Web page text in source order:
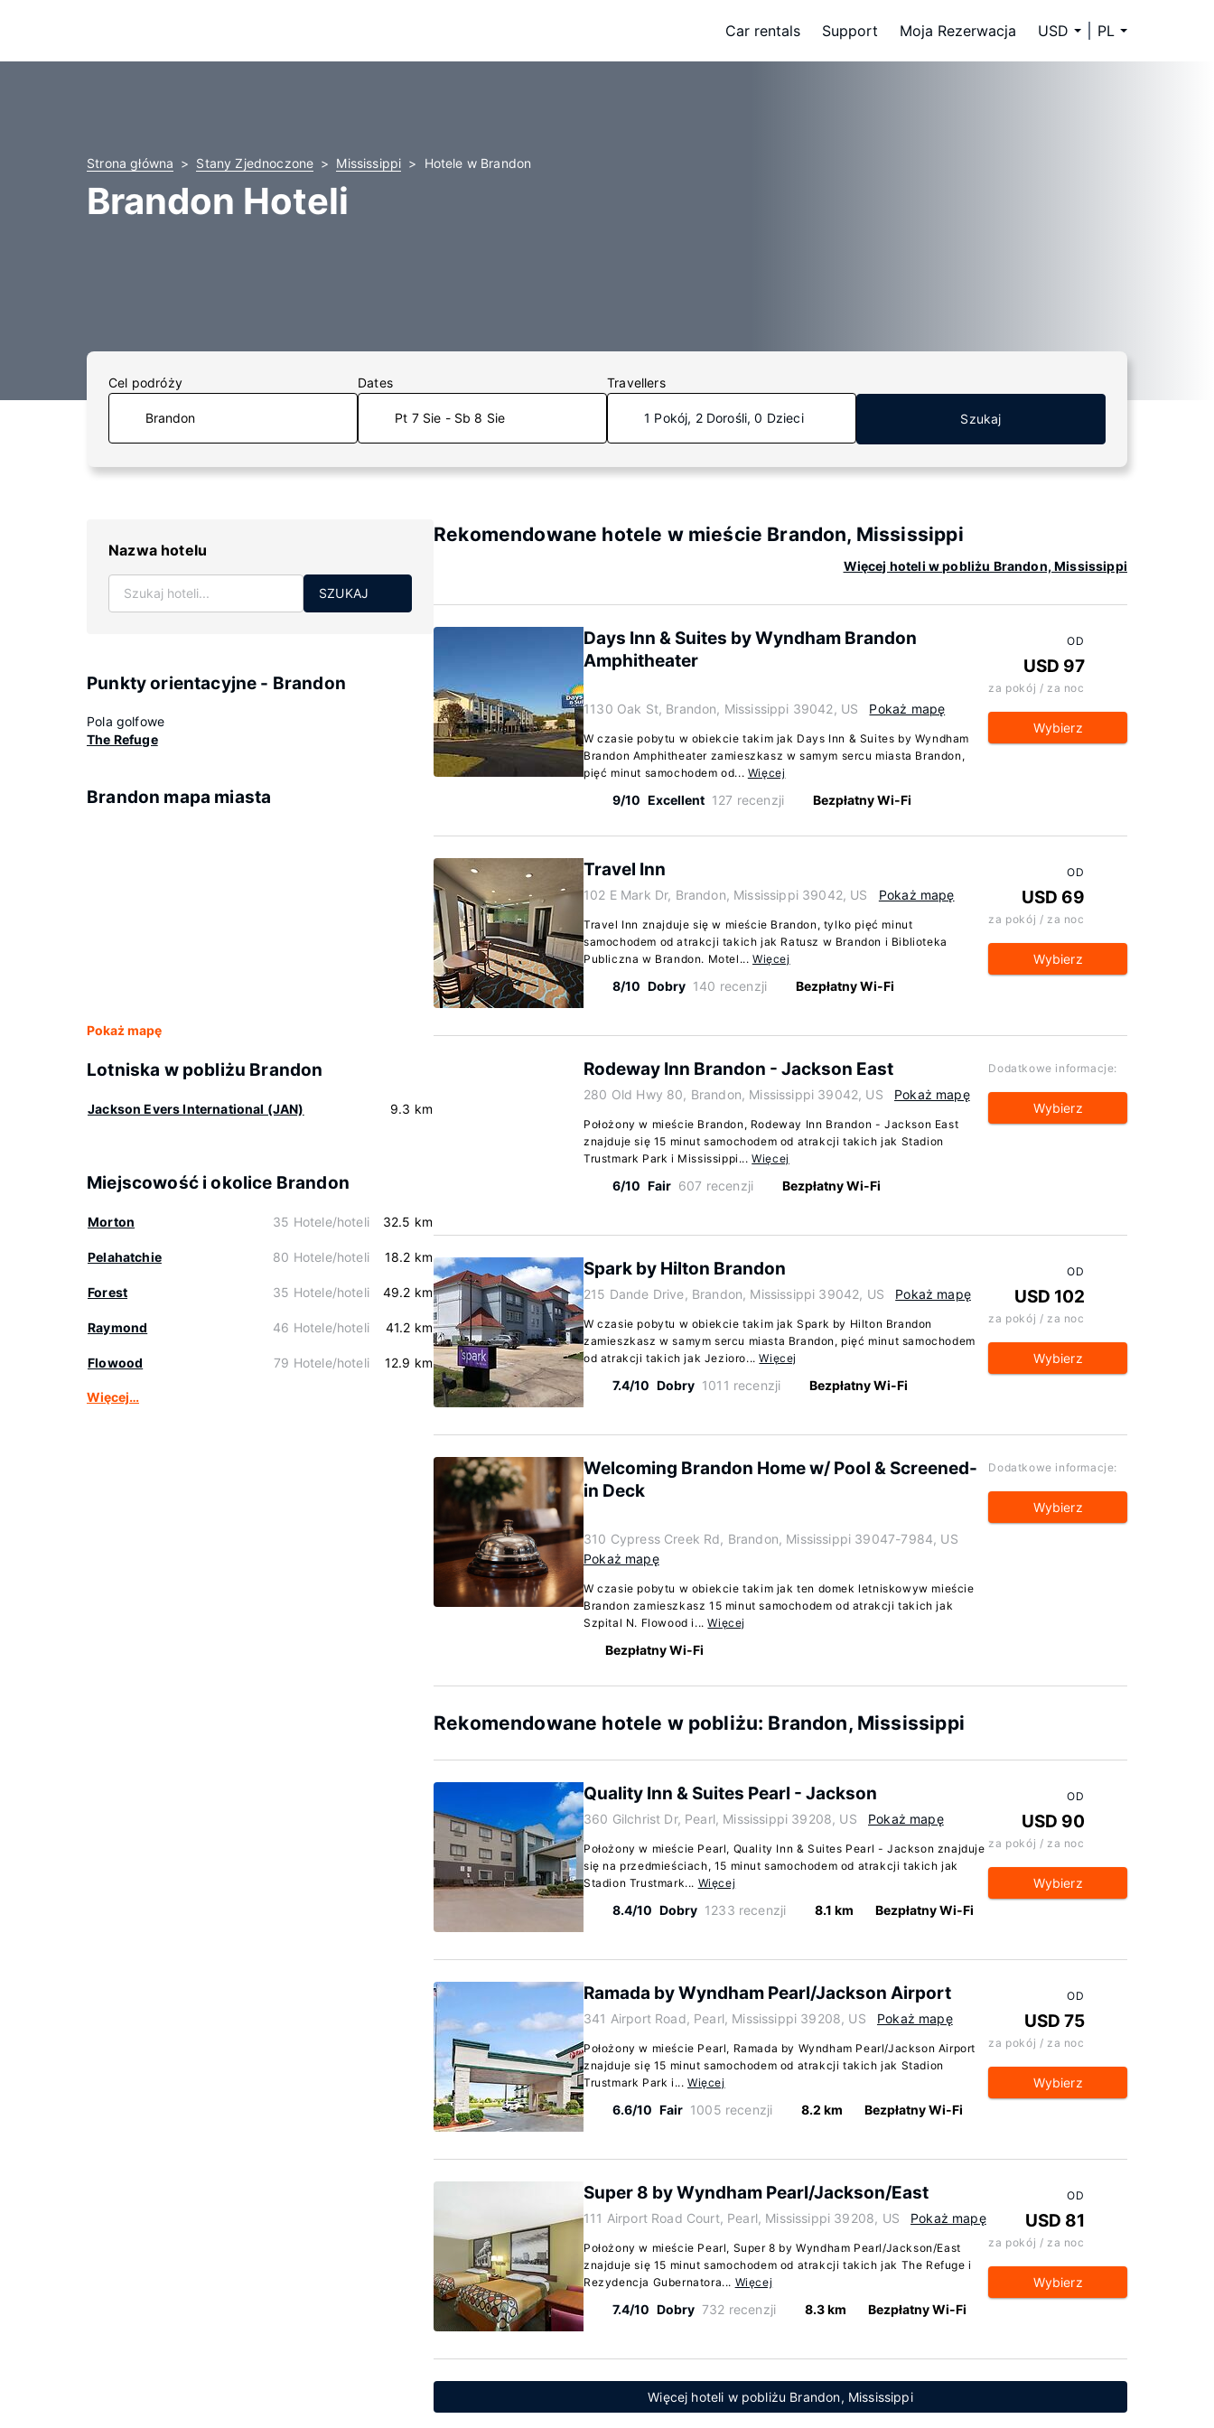
Car rentals Support Moja Rezerwacja USD PL
Strona główna Stany Zjednoczone Mississippi Hotele w Brandon
Brandon Hoteli
Cel podróży Dates
Pt 7 Sie - Sb 8 Sie
Travellers
1 Pokój, 2 Dorośli, 0 Dzieci Szukaj
Nazwa hotelu
SZUKAJ
Punkty orientacyjne - Brandon
Pola golfowe
The Refuge
Brandon mapa miasta
Pokaż mapę
Lotniska w pobliżu Brandon
Jackson Evers International (JAN) 9.3 km
Miejscowość i okolice Brandon
Morton 35 Hotele/hoteli 32.5 km
Pelahatchie 80 Hotele/hoteli 18.2 km
Forest 35 Hotele/hoteli 49.2 km
Raymond 46 Hotele/hoteli 41.2 km
Flowood 79 Hotele/hoteli 12.9 km
Więcej…
Rekomendowane hotele w mieście Brandon, Mississippi
Więcej hoteli w pobliżu Brandon, Mississippi
Days Inn & Suites by Wyndham Brandon
Amphitheater
1130 Oak St, Brandon, Mississippi 39042, US Pokaż mapę
W czasie pobytu w obiekcie takim jak Days Inn & Suites by Wyndham
Brandon Amphitheater zamieszkasz w samym sercu miasta Brandon,
pięć minut samochodem od... Więcej
9/10 Excellent 127 recenzji Bezpłatny Wi-Fi
OD
USD 97
za pokój / za noc
Wybierz
Travel Inn
102 E Mark Dr, Brandon, Mississippi 39042, US Pokaż mapę
Travel Inn znajduje się w mieście Brandon, tylko pięć minut
samochodem od atrakcji takich jak Ratusz w Brandon i Biblioteka
Publiczna w Brandon. Motel...Więcej
8/10 Dobry 140 recenzji Bezpłatny Wi-Fi
OD
USD 69
za pokój / za noc
Wybierz
Rodeway Inn Brandon - Jackson East
280 Old Hwy 80, Brandon, Mississippi 39042, US Pokaż mapę
Położony w mieście Brandon, Rodeway Inn Brandon - Jackson East
znajduje się 15 minut samochodem od atrakcji takich jak Stadion
Trustmark Park i Mississippi...Więcej
6/10 Fair 607 recenzji Bezpłatny Wi-Fi
Dodatkowe informacje:
Wybierz
Spark by Hilton Brandon
215 Dande Drive, Brandon, Mississippi 39042, US Pokaż mapę
W czasie pobytu w obiekcie takim jak Spark by Hilton Brandon
zamieszkasz w samym sercu miasta Brandon, pięć minut samochodem
od atrakcji takich jak Jezioro...Więcej
7.4/10 Dobry 1011 recenzji Bezpłatny Wi-Fi
OD
USD 102
za pokój / za noc
Wybierz
Welcoming Brandon Home w/ Pool & Screened-
in Deck
310 Cypress Creek Rd, Brandon, Mississippi 39047-7984, US
Pokaż mapę
W czasie pobytu w obiekcie takim jak ten domek letniskowyw mieście
Brandon zamieszkasz 15 minut samochodem od atrakcji takich jak
Szpital N. Flowood i...Więcej
Bezpłatny Wi-Fi
Dodatkowe informacje:
Wybierz
Rekomendowane hotele w pobliżu: Brandon, Mississippi
Quality Inn & Suites Pearl - Jackson
360 Gilchrist Dr, Pearl, Mississippi 39208, US Pokaż mapę
Położony w mieście Pearl, Quality Inn & Suites Pearl - Jackson znajduje
się na przedmieściach, 15 minut samochodem od atrakcji takich jak
Stadion Trustmark... Więcej
8.4/10 Dobry 1233 recenzji 8.1 km Bezpłatny Wi-Fi
OD
USD 90
za pokój / za noc
Wybierz
Ramada by Wyndham Pearl/Jackson Airport
341 Airport Road, Pearl, Mississippi 39208, US Pokaż mapę
Położony w mieście Pearl, Ramada by Wyndham Pearl/Jackson Airport
znajduje się 15 minut samochodem od atrakcji takich jak Stadion
Trustmark Park i... Więcej
6.6/10 Fair 1005 recenzji 8.2 km Bezpłatny Wi-Fi
OD
USD 75
za pokój / za noc
Wybierz
Super 8 by Wyndham Pearl/Jackson/East
111 Airport Road Court, Pearl, Mississippi 39208, US Pokaż mapę
Położony w mieście Pearl, Super 8 by Wyndham Pearl/Jackson/East
znajduje się 15 minut samochodem od atrakcji takich jak The Refuge i
Rezydencja Gubernatora... Więcej
7.4/10 Dobry 732 recenzji 8.3 km Bezpłatny Wi-Fi
OD
USD 81
za pokój / za noc
Wybierz
Więcej hoteli w pobliżu Brandon, Mississippi